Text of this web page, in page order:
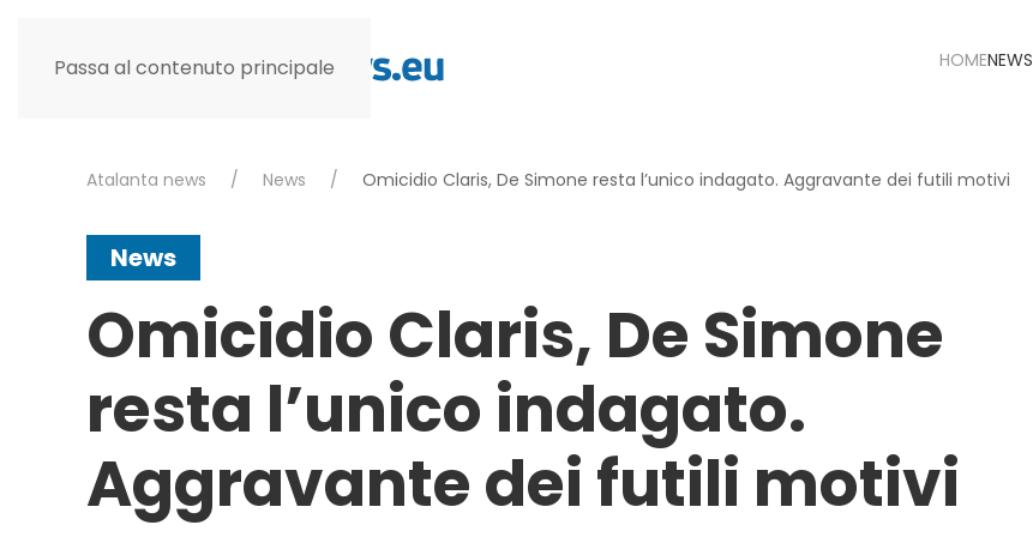
Passa al contenuto principale HOMENEWS
Atalanta news News Omicidio Claris, De Simone resta l’unico indagato. Aggravante dei futili motivi
News
Omicidio Claris, De Simone
resta l’unico indagato.
Aggravante dei futili motivi